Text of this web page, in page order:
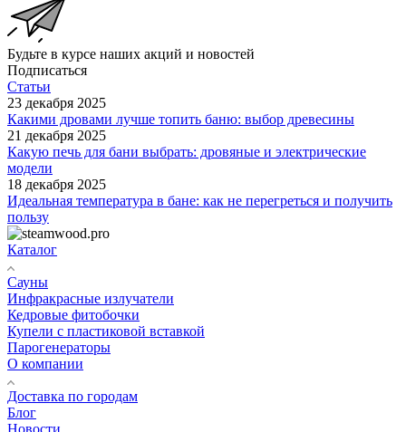
Будьте в курсе наших акций и новостей
Подписаться
Статьи
23 декабря 2025
Какими дровами лучше топить баню: выбор древесины
21 декабря 2025
Какую печь для бани выбрать: дровяные и электрические
модели
18 декабря 2025
Идеальная температура в бане: как не перегреться и получить
пользу
Каталог
Сауны
Инфракрасные излучатели
Кедровые фитобочки
Купели с пластиковой вставкой
Парогенераторы
О компании
Доставка по городам
Блог
Новости